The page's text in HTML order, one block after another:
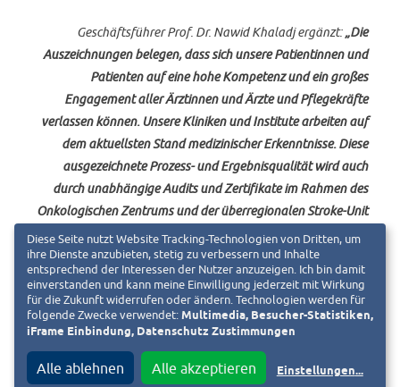
Geschäftsführer Prof. Dr. Nawid Khaladj ergänzt:„Die
Auszeichnungen belegen, dass sich unsere Patientinnen und
Patienten auf eine hohe Kompetenz und ein großes
Engagement aller Ärztinnen und Ärzte und Pflegekräfte
verlassen können. Unsere Kliniken und Institute arbeiten auf
dem aktuellsten Stand medizinischer Erkenntnisse. Diese
ausgezeichnete Prozess- und Ergebnisqualität wird auch
durch unabhängige Audits und Zertifikate im Rahmen des
Onkologischen Zentrums und der überregionalen Stroke-Unit
bestätigt. Für unsere Patientinnen und Patienten ist dies ein
wichtiges und vertrauensförderndes Signal.“
© Pressemitteilung Klinikum Darmstadt GmbH vom
Diese Seite nutzt Website Tracking-Technologien von Dritten, um
ihre Dienste anzubieten, stetig zu verbessern und Inhalte
entsprechend der Interessen der Nutzer anzuzeigen. Ich bin damit
einverstanden und kann meine Einwilligung jederzeit mit Wirkung
für die Zukunft widerrufen oder ändern. Technologien werden für
folgende Zwecke verwendet: Multimedia, Besucher-Statistiken,
iFrame Einbindung, Datenschutz Zustimmungen
Alle ablehnen Alle akzeptieren Einstellungen...